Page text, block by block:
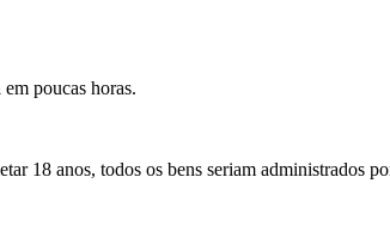
em poucas horas.
18 anos, todos os bens seriam administrados